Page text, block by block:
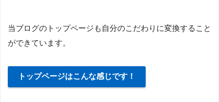
当ブログのトップページも自分のこだわりに変換すること
ができています。
トップページはこんな感じです！